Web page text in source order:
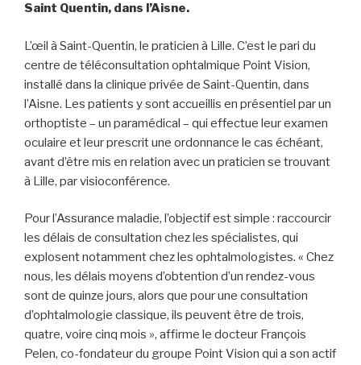
Saint Quentin, dans l’Aisne.
L’œil à Saint-Quentin, le praticien à Lille. C’est le pari du
centre de téléconsultation ophtalmique Point Vision,
installé dans la clinique privée de Saint-Quentin, dans
l’Aisne. Les patients y sont accueillis en présentiel par un
orthoptiste – un paramédical – qui effectue leur examen
oculaire et leur prescrit une ordonnance le cas échéant,
avant d’être mis en relation avec un praticien se trouvant
à Lille, par visioconférence.
Pour l’Assurance maladie, l’objectif est simple : raccourcir
les délais de consultation chez les spécialistes, qui
explosent notamment chez les ophtalmologistes. « Chez
nous, les délais moyens d’obtention d’un rendez-vous
sont de quinze jours, alors que pour une consultation
d’ophtalmologie classique, ils peuvent être de trois,
quatre, voire cinq mois », affirme le docteur François
Pelen, co-fondateur du groupe Point Vision qui a son actif